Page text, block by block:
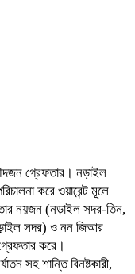
গ্রেফতার। নড়াইল
করে ওয়ারেন্ট মূলে
নয়জন (নড়াইল সদর-তিন,
সদর) ও নন জিআর
করে।
সহ শান্তি বিনষ্টকারী,